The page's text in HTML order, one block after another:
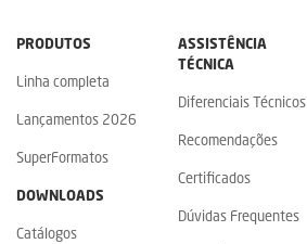
PRODUTOS
Linha completa
Lançamentos 2026
SuperFormatos
DOWNLOADS
Catálogos
ASSISTÊNCIA
TÉCNICA
Diferenciais Técnicos
Recomendações
Certificados
Dúvidas Frequentes